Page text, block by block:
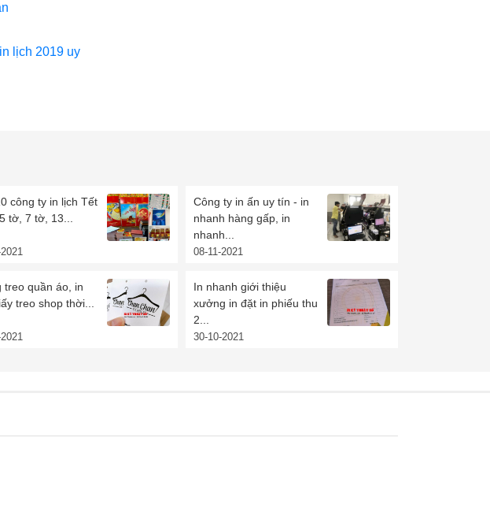
lịch 2019 uy
công ty in lịch Tết
tờ, 7 tờ, 13...
Công ty in ấn uy tín - in
nhanh hàng gấp, in
nhanh...
08-11-2021
treo quần áo, in
treo shop thời...
In nhanh giới thiệu
xưởng in đặt in phiếu thu
2...
30-10-2021